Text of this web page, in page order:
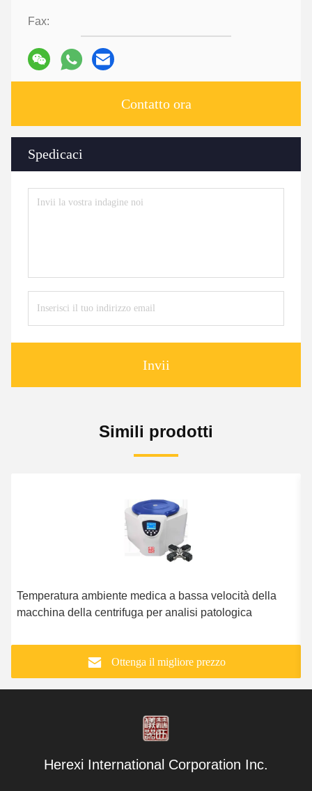
Fax:
Contatto ora
Spedicaci
Invii
Simili prodotti
Temperatura ambiente medica a bassa velocità della
macchina della centrifuga per analisi patologica
Ottenga il migliore prezzo
Herexi International Corporation Inc.